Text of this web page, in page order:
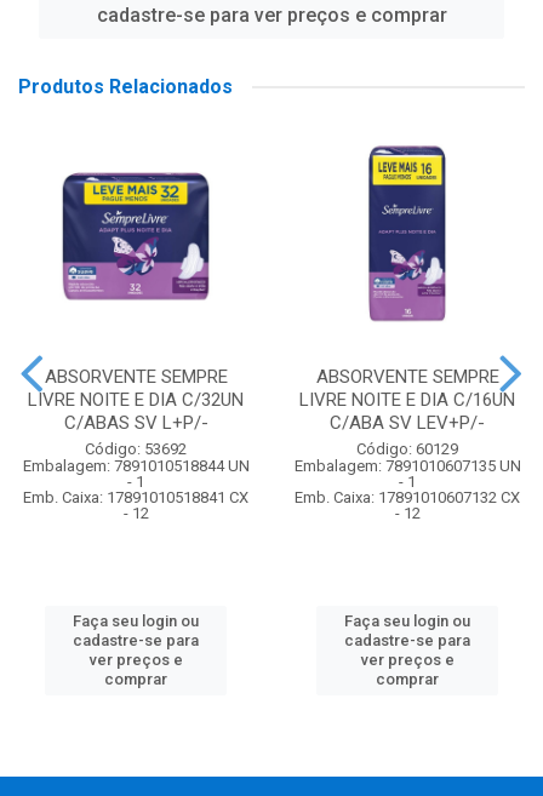
cadastre-se para ver preços e comprar
Produtos Relacionados
ABSORVENTE SEMPRE
LIVRE NOITE E DIA C/32UN
C/ABAS SV L+P/-
Código: 53692
Embalagem: 7891010518844 UN
- 1
Emb. Caixa: 17891010518841 CX
- 12
Faça seu login ou
cadastre-se para
ver preços e
comprar
ABSORVENTE SEMPRE
LIVRE NOITE E DIA C/16UN
C/ABA SV LEV+P/-
Código: 60129
Embalagem: 7891010607135 UN
- 1
Emb. Caixa: 17891010607132 CX
- 12
Faça seu login ou
cadastre-se para
ver preços e
comprar